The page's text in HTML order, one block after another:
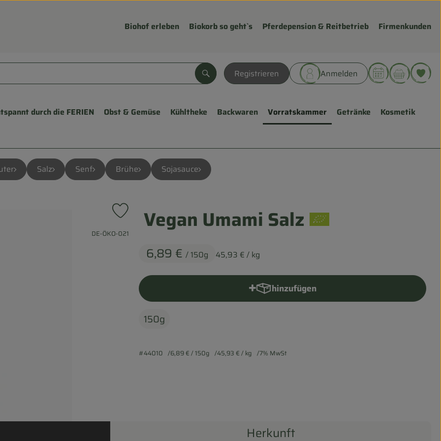
Biohof erleben Biokorb so geht`s Pferdepension & Reitbetrieb Firmenkunden
Registrieren Anmelden
Suchen
durch die FERIEN Obst & Gemüse Kühltheke Backwaren Vorratskammer Getränke Kosmetik
Salz Senf Brühe Sojasauce
Vegan Umami Salz
6,89 € / 150g 45,93 € / kg
Produkt zu Favouriten hinzufügen
, Kontrollstelle:
DE-ÖKO-021
hinzufügen
Produkt zum Warenkorb hinzufügen
150g
#44010 6,89 €/ 150g 45,93 €/ kg 7% MwSt
Herkunft